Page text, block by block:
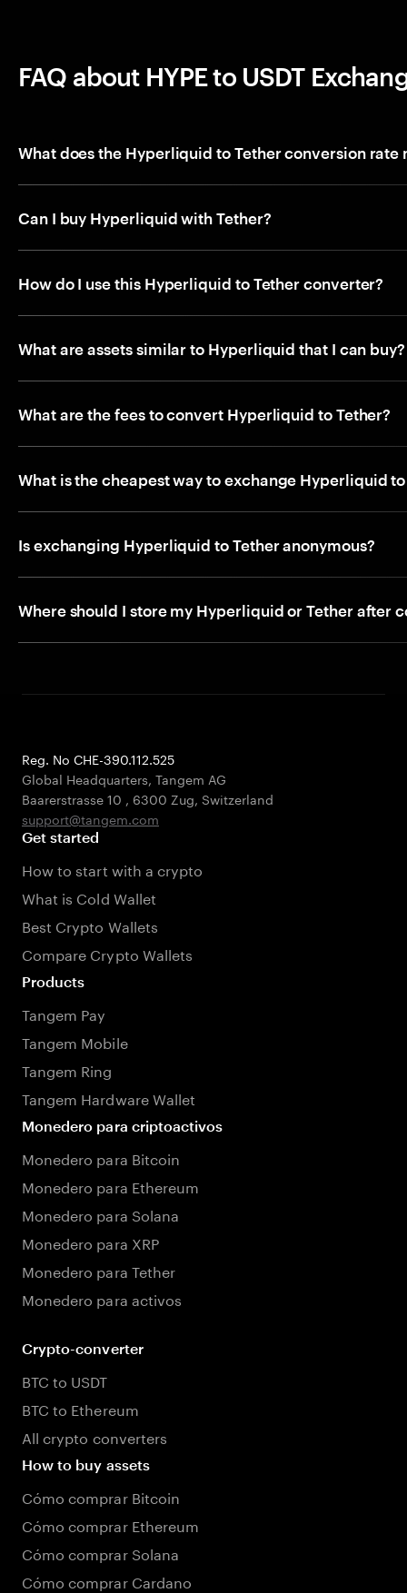
FAQ about HYPE to USDT
What does the Hyperliquid to Tether conversion rate
Can I buy Hyperliquid with Tether?
How do I use this Hyperliquid to Tether converter?
What are assets similar to Hyperliquid that I can buy?
What are the fees to convert Hyperliquid to Tether?
What is the cheapest way to exchange Hyperliquid
Is exchanging Hyperliquid to Tether anonymous?
Where should I store my Hyperliquid or Tether after
Reg. No CHE-390.112.525
Global Headquarters, Tangem AG
Baarerstrasse 10 , 6300 Zug, Switzerland
support@tangem.com
Get started
How to start with a crypto
What is Cold Wallet
Best Crypto Wallets
Compare Crypto Wallets
Products
Tangem Pay
Tangem Mobile
Tangem Ring
Tangem Hardware Wallet
Monedero para criptoactivos
Monedero para Bitcoin
Monedero para Ethereum
Monedero para Solana
Monedero para XRP
Monedero para Tether
Monedero para activos
Crypto-converter
BTC to USDT
BTC to Ethereum
All crypto converters
How to buy assets
Cómo comprar Bitcoin
Cómo comprar Ethereum
Cómo comprar Solana
Cómo comprar Cardano